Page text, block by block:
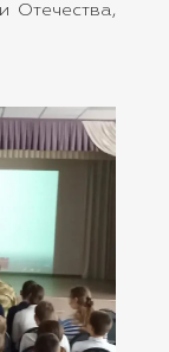
Отечества,